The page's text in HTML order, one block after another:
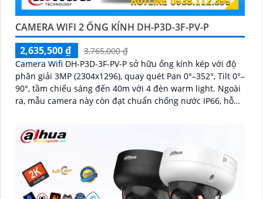
CAMERA WIFI 2 ỐNG KÍNH DH-P3D-3F-PV-P
2,635,500 ₫
3,765,000 ₫
Camera Wifi DH-P3D-3F-PV-P sở hữu ống kính kép với độ
phân giải 3MP (2304x1296), quay quét Pan 0°–352°, Tilt 0°–
90°, tầm chiếu sáng đến 40m với 4 đèn warm light. Ngoài
ra, mẫu camera này còn đạt chuẩn chống nước IP66, hỗ